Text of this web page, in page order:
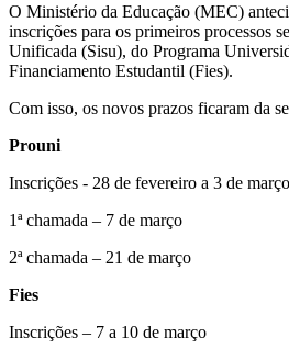
O Ministério da Educação (MEC)
inscrições para os primeiros processos
Unificada (Sisu), do Programa
Financiamento Estudantil (Fies).
Com isso, os novos prazos ficaram da
Prouni
Inscrições - 28 de fevereiro a 3 de março
1ª chamada – 7 de março
2ª chamada – 21 de março
Fies
Inscrições – 7 a 10 de março